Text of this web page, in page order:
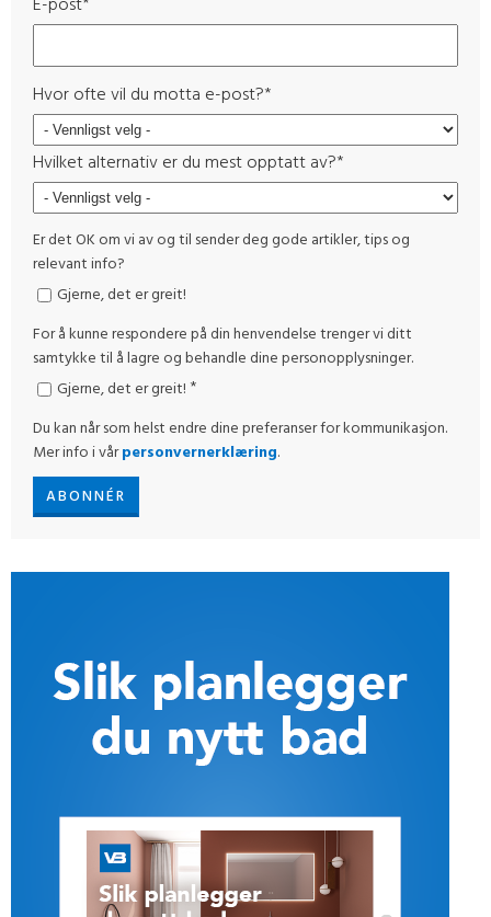
E-post*
Hvor ofte vil du motta e-post?*
Hvilket alternativ er du mest opptatt av?*
Er det OK om vi av og til sender deg gode artikler, tips og
relevant info?
Gjerne, det er greit!
For å kunne respondere på din henvendelse trenger vi ditt
samtykke til å lagre og behandle dine personopplysninger.
Gjerne, det er greit! *
Du kan når som helst endre dine preferanser for kommunikasjon.
Mer info i vårpersonvernerklæring.